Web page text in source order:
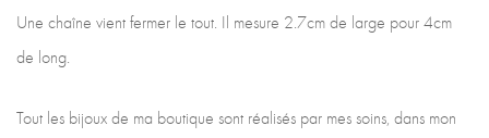
Une chaîne vient fermer le tout. Il mesure 2.7cm de large pour 4cm
de long.
Tout les bijoux de ma boutique sont réalisés par mes soins, dans mon